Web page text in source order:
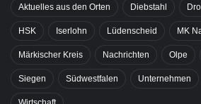
Aktuelles aus den Orten Diebstahl
HSK Iserlohn Lüdenscheid MK
Märkischer Kreis Nachrichten Olpe
Siegen Südwestfalen Unternehmen